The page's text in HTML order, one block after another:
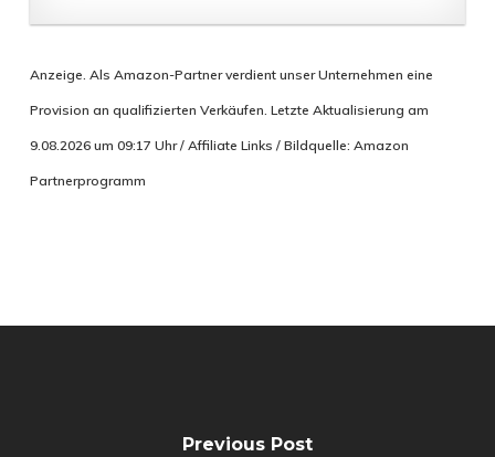
Anzeige. Als Amazon-Partner verdient unser Unternehmen eine
Provision an qualifizierten Verkäufen. Letzte Aktualisierung am
9.08.2026 um 09:17 Uhr / Affiliate Links / Bildquelle: Amazon
Partnerprogramm
Previous Post